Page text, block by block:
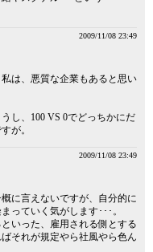
2009/11/08 23:49
は、悪質な企業もあると思い
し、100 VS 0でどっちかにだ
が。
2009/11/08 23:49
に言えないですが、自分的に
っていく気がします･･･。
いった、雇用される側とする
それが規定やら社風やら色ん